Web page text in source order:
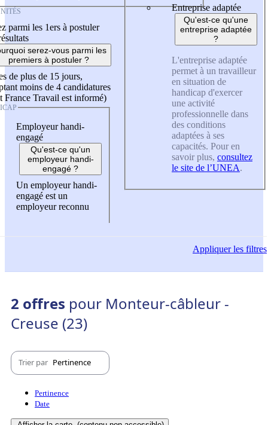
parmi les 1ers à postuler
serez-vous parmi les
premiers à postuler ?
de plus de 15 jours,
moins de 4 candidatures
France Travail est informé)
Employeur handi-
engagé
Qu'est-ce qu'un
employeur handi-
engagé ?
Un employeur handi-
engagé est un
employeur reconnu
Entreprise adaptée
Qu'est-ce qu'une
entreprise adaptée
?
L'entreprise adaptée
permet à un travailleur
en situation de
handicap d'exercer
une activité
professionnelle dans
des conditions
adaptées à ses
capacités. Pour en
savoir plus, consultez
le site de l’UNEA.
Appliquerles filtres
2 offres pour Monteur-câbleur -
Creuse (23)
Trier par Pertinence
Pertinence
Date